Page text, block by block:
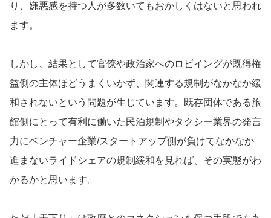
り、嫌悪感を持つ人が多数いてもおかしくはないと思われ
ます。
しかし、結果として官僚や政治家へのロビイングが既得権
益側の主体ほどうまくいかず、関連する規制がなかなか緩
和されないという問題が生じています。既存団体である旅
館側にとって有利に働いた民泊規制やタクシー業界の発言
力にベンチャー企業/スタートアップ側が負けてなかなか
進まないライドシェアの規制緩和を見れば、その実態がわ
かるかと思います。